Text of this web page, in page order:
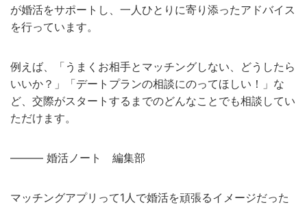
が婚活をサポートし、一人ひとりに寄り添ったアドバイス
を行っています。
例えば、「うまくお相手とマッチングしない、どうしたら
いいか？」「デートプランの相談にのってほしい！」な
ど、交際がスタートするまでのどんなことでも相談してい
ただけます。
——— 婚活ノート 編集部
マッチングアプリって1人で婚活を頑張るイメージだった